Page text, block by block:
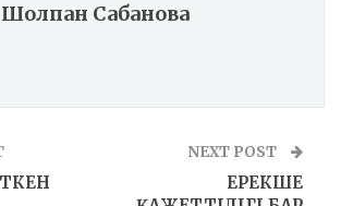
Шолпан Сабанова
NEXT POST
ЕРЕКШЕ